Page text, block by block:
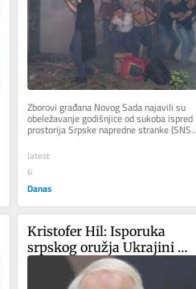
Zborovi građana Novog Sada najavili su
obeležavanje godišnjice od sukoba ispred
prostorija Srpske napredne stranke (SNS),
13. avgusta prošle...
latest
6
Danas
Kristofer Hil: Isporuka
srpskog oružja Ukrajini
važnija od usklađivanja sa
sankcijama EU Moskvi